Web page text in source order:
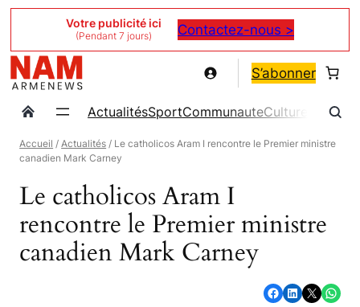
contenu
Votre publicité ici
(Pendant 7 jours) Contactez-nous >
S’abonner
ActualitésSportCommunauteCulture
Accueil /Actualités / Le catholicos Aram I rencontre le Premier ministre
canadien Mark Carney
Le catholicos Aram I
rencontre le Premier ministre
canadien Mark Carney
Partager sur Facebook Partager sur LinkedIn Partager sur X Partager sur WhatsApp